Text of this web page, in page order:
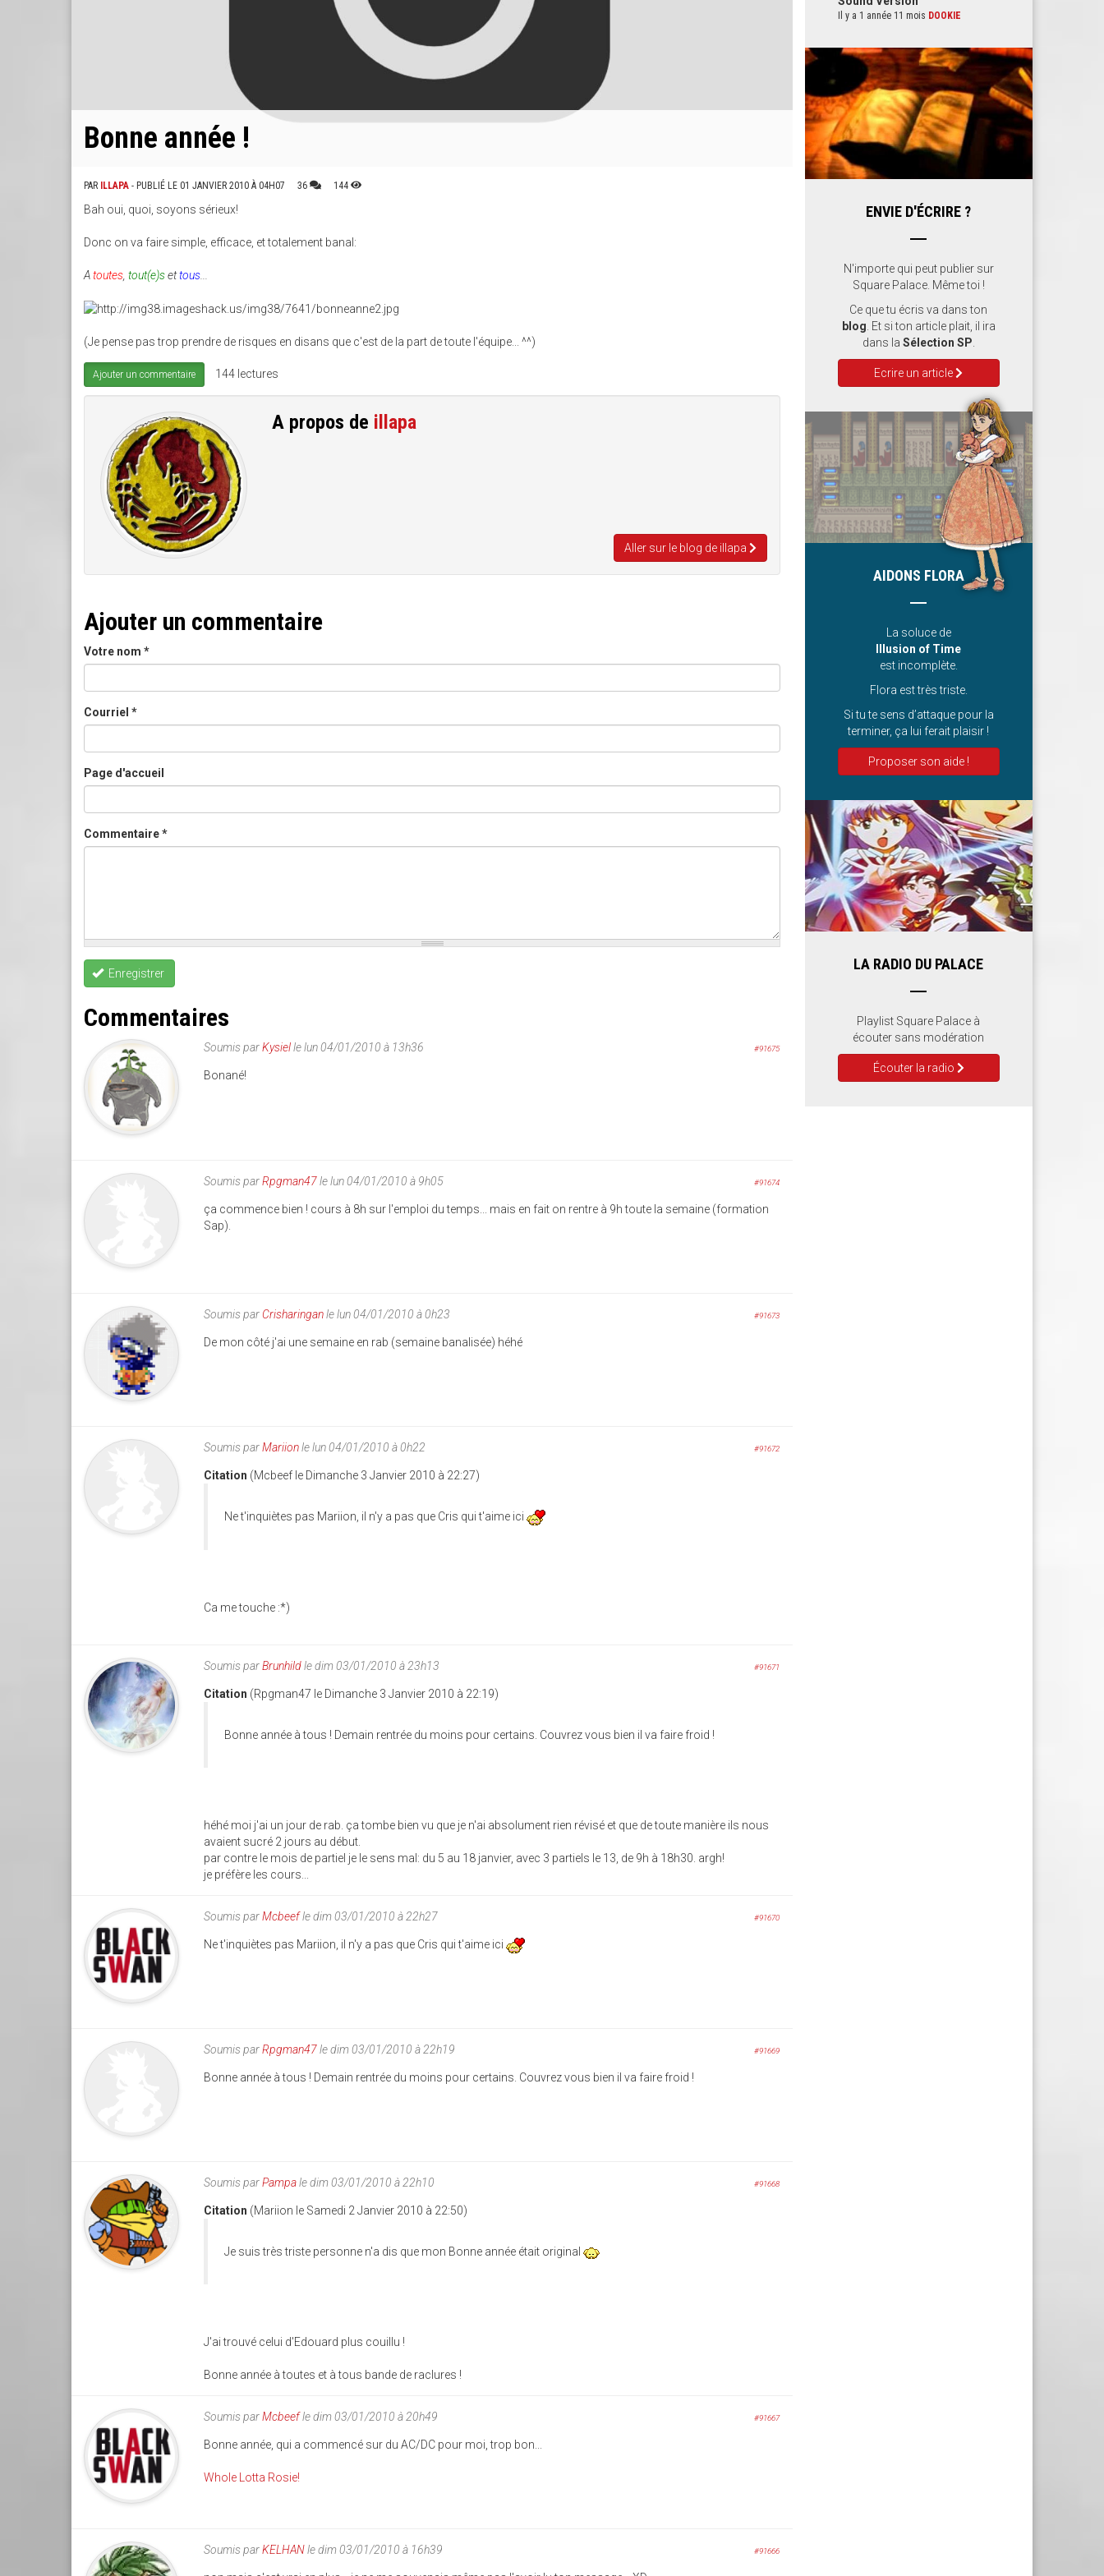
Bonne année !
PAR ILLAPA - PUBLIÉ LE 01 JANVIER 2010 À 04H07 36 144
Bah oui, quoi, soyons sérieux!
Donc on va faire simple, efficace, et totalement banal:
Atoutes tout(e)settous
(Je pense pas trop prendre de risques en disans que c'est de la part de toute l'équipe... ^^)
Ajouter un commentaire 144 lectures
A propos de illapa
Aller sur le blog de illapa
Ajouter un commentaire
Votre nom *
Courriel *
Page d'accueil
Commentaire*
Enregistrer
Commentaires
Soumis parKysielle lun 04/01/2010 à 13h36 #91675
Bonané!
Soumis parRpgman47le lun 04/01/2010 à 9h05 #91674
ça commence bien ! cours à 8h sur l'emploi du temps... mais en fait on rentre à 9h toute la semaine (formation
Sap).
Soumis par Crisharinganle lun 04/01/2010 à 0h23 #91673
De mon côté j'ai une semaine en rab (semaine banalisée) héhé
Soumis parMariionle lun 04/01/2010 à 0h22 #91672
Citation (Mcbeef le Dimanche 3 Janvier 2010 à 22:27)
Ne t'inquiètes pas Mariion, il n'y a pas que Cris qui t'aime ici
Ca me touche :*)
Soumis parBrunhildle dim 03/01/2010 à 23h13 #91671
Citation (Rpgman47 le Dimanche 3 Janvier 2010 à 22:19)
Bonne année à tous ! Demain rentrée du moins pour certains. Couvrez vous bien il va faire froid !
héhé moi j'ai un jour de rab. ça tombe bien vu que je n'ai absolument rien révisé et que de toute manière ils nous
avaient sucré 2 jours au début.
par contre le mois de partiel je le sens mal: du 5 au 18 janvier, avec 3 partiels le 13, de 9h à 18h30. argh!
je préfère les cours...
Soumis parMcbeefle dim 03/01/2010 à 22h27 #91670
Ne t'inquiètes pas Mariion, il n'y a pas que Cris qui t'aime ici
Soumis parRpgman47le dim 03/01/2010 à 22h19 #91669
Bonne année à tous ! Demain rentrée du moins pour certains. Couvrez vous bien il va faire froid !
Soumis parPampale dim 03/01/2010 à 22h10 #91668
Citation (Mariion le Samedi 2 Janvier 2010 à 22:50)
Je suis très triste personne n'a dis que mon Bonne année était original
J'ai trouvé celui d'Edouard plus couillu !
Bonne année à toutes et à tous bande de raclures !
Soumis parMcbeefle dim 03/01/2010 à 20h49 #91667
Bonne année, qui a commencé sur du AC/DC pour moi, trop bon...
Whole Lotta Rosie!
Soumis parKELHANle dim 03/01/2010 à 16h39 #91666
Il y a 1 année 11 mois DOOKIE
ENVIE D'ÉCRIRE ?
N'importe qui peut publier sur
Square Palace. Même toi !
Ce que tu écris va dans ton
blog . Et si ton article plait, il ira
dans la Sélection SP
Ecrire un article
AIDONS FLORA
La soluce de
Illusion of Time
est incomplète.
Flora est très triste.
Si tu te sens d’attaque pour la
terminer, ça lui ferait plaisir !
Proposer son aide !
LA RADIO DU PALACE
Playlist Square Palace à
écouter sans modération
Écouter la radio